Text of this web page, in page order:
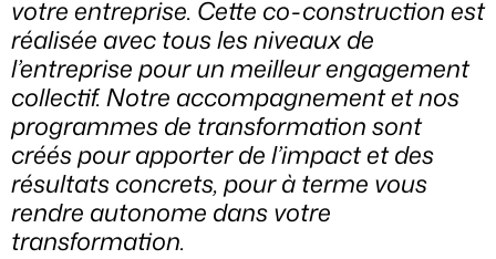
votre entreprise. Cette co-construction est
réalisée avec tous les niveaux de
l’entreprise pour un meilleur engagement
collectif. Notre accompagnement et nos
programmes de transformation sont
créés pour apporter de l’impact et des
résultats concrets, pour à terme vous
rendre autonome dans votre
transformation.